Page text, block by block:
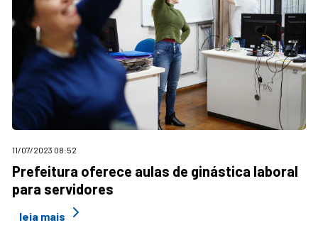
11/07/2023 08:52
Prefeitura oferece aulas de ginástica laboral
para servidores
leia mais